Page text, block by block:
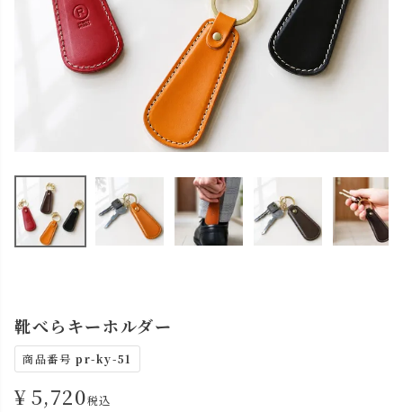
靴べらキーホルダー
商品番号 pr-ky-51
¥5,720税込